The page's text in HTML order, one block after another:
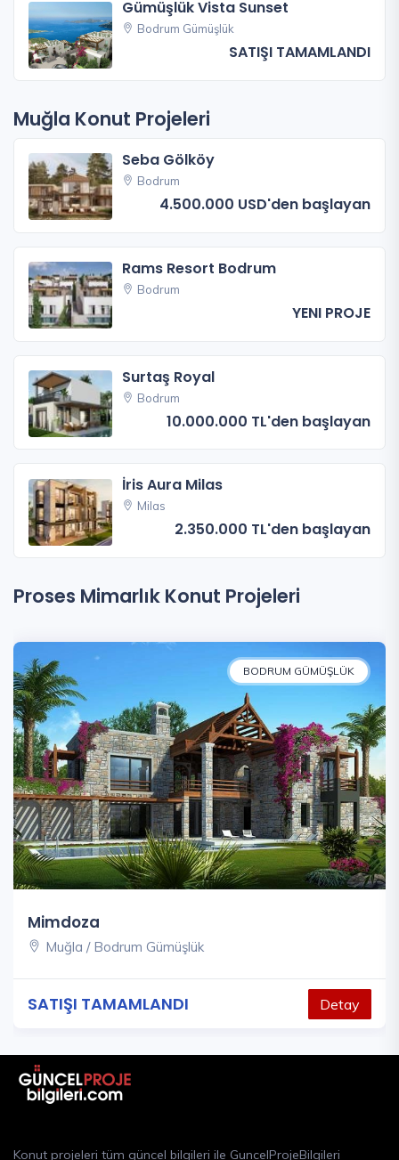
Gümüşlük Vista Sunset
Bodrum Gümüşlük
SATIŞI TAMAMLANDI
Muğla Konut Projeleri
Seba Gölköy
Bodrum
4.500.000 USD'den başlayan
Rams Resort Bodrum
Bodrum
YENI PROJE
Surtaş Royal
Bodrum
10.000.000 TL'den başlayan
İris Aura Milas
Milas
2.350.000 TL'den başlayan
Proses Mimarlık Konut Projeleri
BODRUM GÜMÜŞLÜK
Mimdoza
Muğla / Bodrum Gümüşlük
SATIŞI TAMAMLANDI Detay
Konut projeleri tüm güncel bilgileri ile GuncelProjeBilgileri